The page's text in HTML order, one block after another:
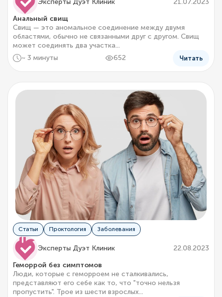
Анальный свищ
Свищ — это аномальное соединение между двумя
областями, обычно не связанными друг с другом. Свищ
может соединять два участка...
~ 3 минуты
652 Читать
Статьи Проктология Заболевания
Эксперты Дуэт Клиник
22.08.2023
Геморрой без симптомов
Люди, которые с геморроем не сталкивались,
представляют его себе как то, что "точно нельзя
пропустить". Трое из шести взрослых...